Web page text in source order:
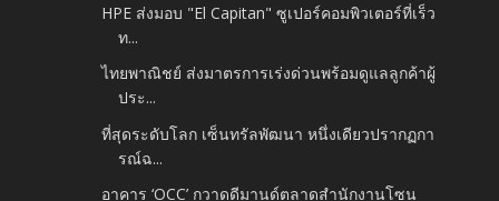
HPE ส่งมอบ "El Capitan" ซูเปอร์คอมพิวเตอร์ที่เร็ว
ท...
ไทยพาณิชย์ ส่งมาตรการเร่งด่วนพร้อมดูแลลูกค้าผู้
ประ...
ที่สุดระดับโลก เซ็นทรัลพัฒนา หนึ่งเดียวปรากฏกา
รณ์ฉ...
อาคาร ‘OCC’ กวาดดีมานด์ตลาดสำนักงานโซน